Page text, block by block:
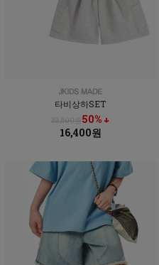
타비상하SET
32,800원50% ↓
16,400원